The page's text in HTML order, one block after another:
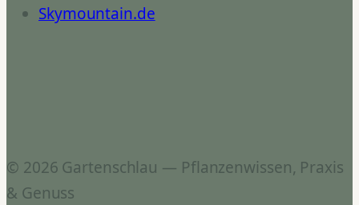
Skymountain.de
© 2026 Gartenschlau — Pflanzenwissen, Praxis
& Genuss